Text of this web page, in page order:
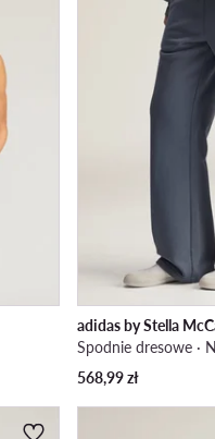
adidas by Stella
Spodnie dresowe ·
568,99zł